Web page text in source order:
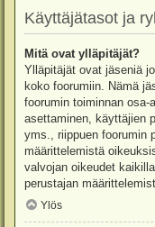
Käyttäjätasot ja
Mitä ovat ylläpitäjät?
Ylläpitäjät ovat jäseniä
koko foorumiin. Nämä
foorumin toiminnan
asettaminen, käyttäjien
yms., riippuen foorumin
määrittelemistä
valvojan oikeudet
perustajan
Ylös